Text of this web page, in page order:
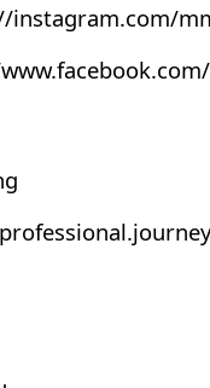
instagram.com/